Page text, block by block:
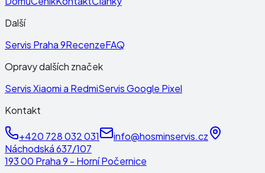
Další
Servis Praha 9RecenzeFAQ
Opravy dalších značek
Servis Xiaomi a RedmiServis Google Pixel
Kontakt
+420 728 032 031
info@hosminservis.cz
Náchodská 637/107
193 00 Praha 9 - Horní Počernice